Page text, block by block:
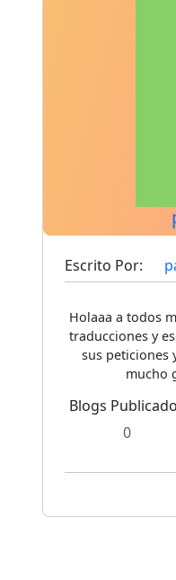
Escrito Por:
Holaaa a todos
traducciones y
sus peticiones
mucho
Blogs
0